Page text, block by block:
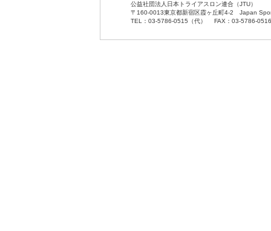
公益社団法人日本トライアスロン連合（JTU）
〒160-0013東京都新宿区霞ヶ丘町4-2 Japan
TEL：03-5786-0515（代） FAX：03-5786-